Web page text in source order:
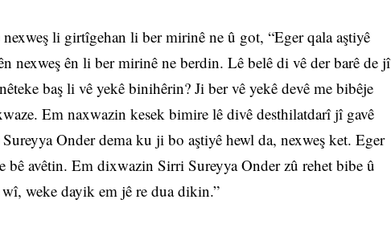
li girtîgehan li ber mirinê ne û got, “Eger qala aştiyê
nexweş ên li ber mirinê ne berdin. Lê belê di vê der barê de jî
baş li vê yekê binihêrin? Ji ber vê yekê devê me bibêje
Em naxwazin kesek bimire lê divê desthilatdarî jî gavê
Onder dema ku ji bo aştiyê hewl da, nexweş ket. Eger
bê avêtin. Em dixwazin Sirri Sureyya Onder zû rehet bibe û
weke dayik em jê re dua dikin.”